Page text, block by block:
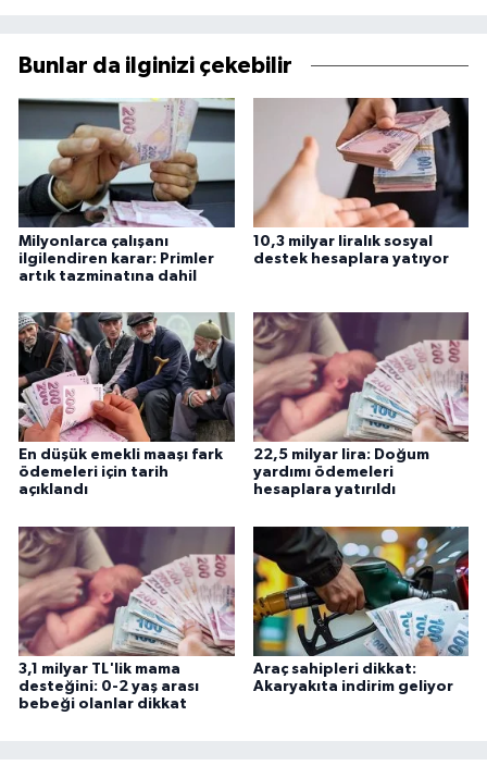
Bunlar da ilginizi çekebilir
Milyonlarca çalışanı
ilgilendiren karar: Primler
artık tazminatına dahil
10,3 milyar liralık sosyal
destek hesaplara yatıyor
En düşük emekli maaşı fark
ödemeleri için tarih
açıklandı
22,5 milyar lira: Doğum
yardımı ödemeleri
hesaplara yatırıldı
3,1 milyar TL'lik mama
desteğini: 0-2 yaş arası
bebeği olanlar dikkat
Araç sahipleri dikkat:
Akaryakıta indirim geliyor